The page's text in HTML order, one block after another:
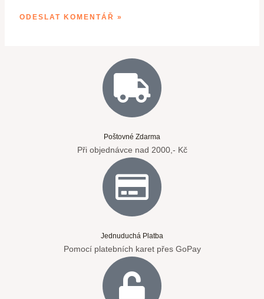
Poštovné Zdarma
Při objednávce nad 2000,- Kč
Jednuduchá Platba
Pomocí platebních karet přes GoPay